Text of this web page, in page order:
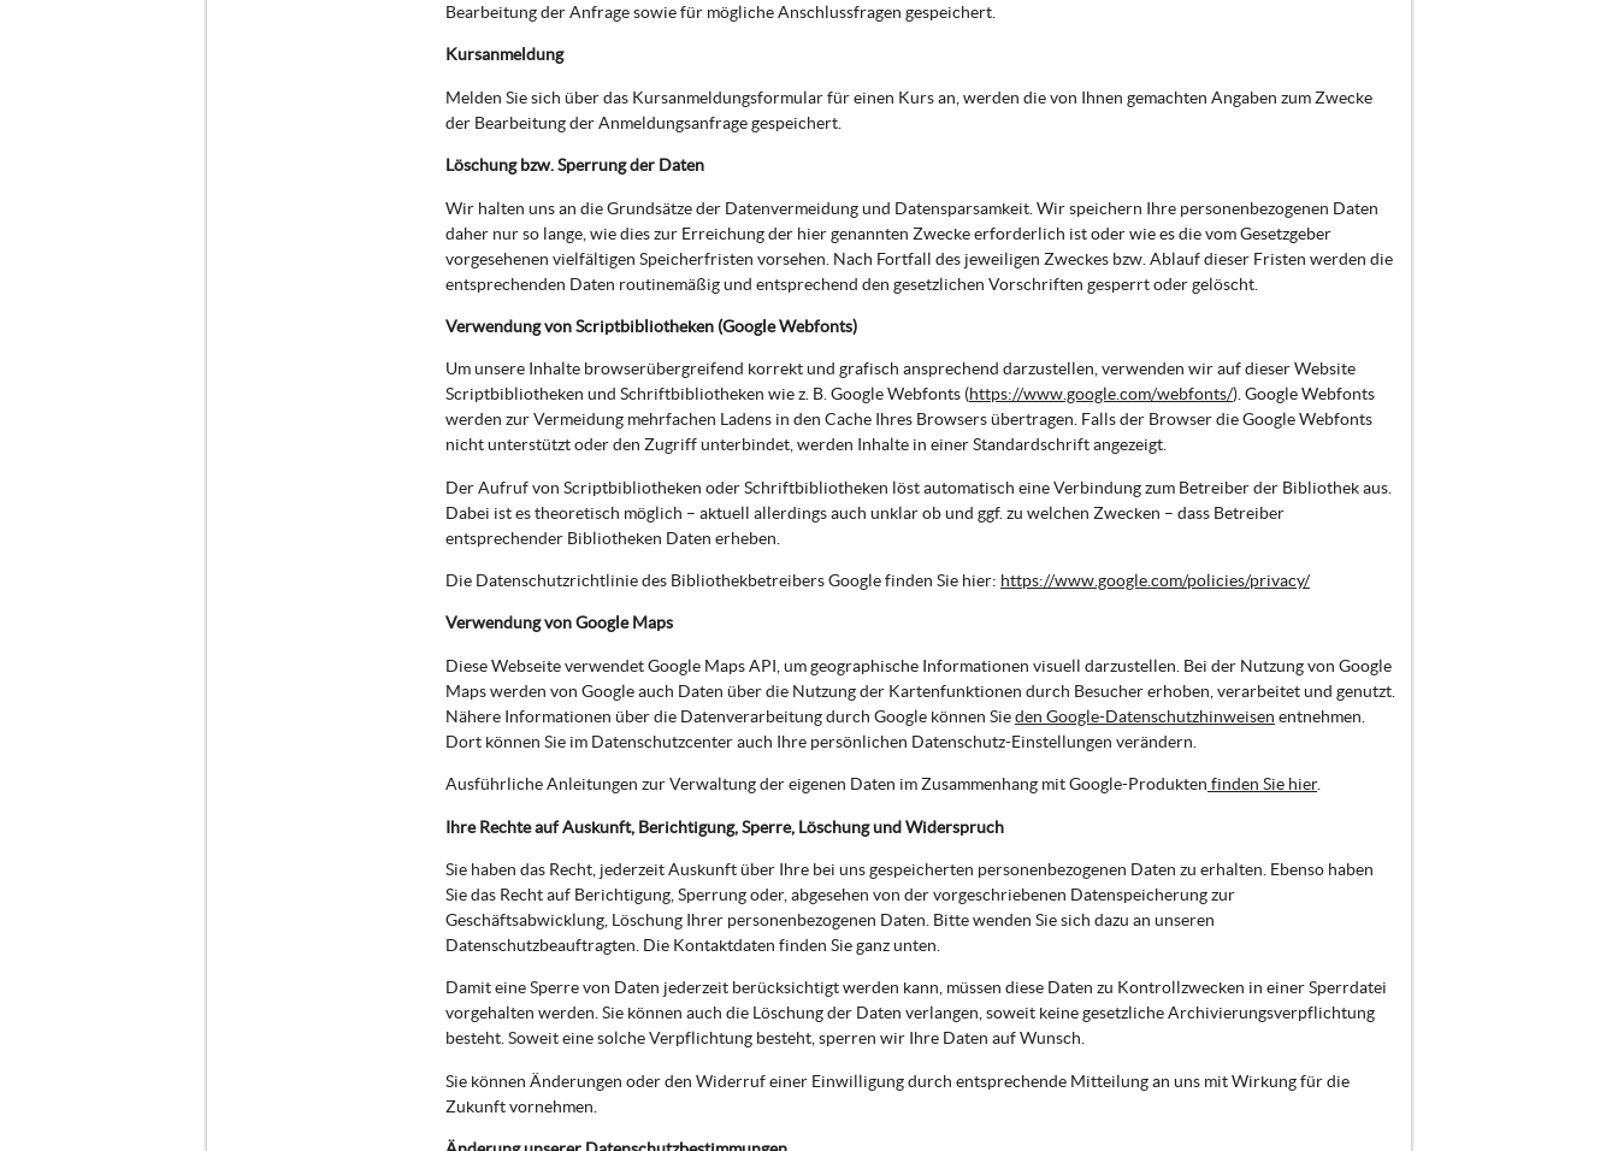
Bearbeitung der Anfrage sowie für mögliche Anschlussfragen gespeichert.
Kursanmeldung
Melden Sie sich über das Kursanmeldungsformular für einen Kurs an, werden die von Ihnen gemachten Angaben zum Zwecke
der Bearbeitung der Anmeldungsanfrage gespeichert.
Löschung bzw. Sperrung der Daten
Wir halten uns an die Grundsätze der Datenvermeidung und Datensparsamkeit. Wir speichern Ihre personenbezogenen Daten
daher nur so lange, wie dies zur Erreichung der hier genannten Zwecke erforderlich ist oder wie es die vom Gesetzgeber
vorgesehenen vielfältigen Speicherfristen vorsehen. Nach Fortfall des jeweiligen Zweckes bzw. Ablauf dieser Fristen werden die
entsprechenden Daten routinemäßig und entsprechend den gesetzlichen Vorschriften gesperrt oder gelöscht.
Verwendung von Scriptbibliotheken (Google Webfonts)
Um unsere Inhalte browserübergreifend korrekt und grafisch ansprechend darzustellen, verwenden wir auf dieser Website
Scriptbibliotheken und Schriftbibliotheken wie z. B. Google Webfonts (https://www.google.com/webfonts/). Google Webfonts
werden zur Vermeidung mehrfachen Ladens in den Cache Ihres Browsers übertragen. Falls der Browser die Google Webfonts
nicht unterstützt oder den Zugriff unterbindet, werden Inhalte in einer Standardschrift angezeigt.
Der Aufruf von Scriptbibliotheken oder Schriftbibliotheken löst automatisch eine Verbindung zum Betreiber der Bibliothek aus.
Dabei ist es theoretisch möglich – aktuell allerdings auch unklar ob und ggf. zu welchen Zwecken – dass Betreiber
entsprechender Bibliotheken Daten erheben.
Die Datenschutzrichtlinie des Bibliothekbetreibers Google finden Sie hier: https://www.google.com/policies/privacy/
Verwendung von Google Maps
Diese Webseite verwendet Google Maps API, um geographische Informationen visuell darzustellen. Bei der Nutzung von Google
Maps werden von Google auch Daten über die Nutzung der Kartenfunktionen durch Besucher erhoben, verarbeitet und genutzt.
Nähere Informationen über die Datenverarbeitung durch Google können Sieden Google-Datenschutzhinweisen entnehmen.
Dort können Sie im Datenschutzcenter auch Ihre persönlichen Datenschutz-Einstellungen verändern.
Ausführliche Anleitungen zur Verwaltung der eigenen Daten im Zusammenhang mit Google-Produkten finden Sie hier.
Ihre Rechte auf Auskunft, Berichtigung, Sperre, Löschung und Widerspruch
Sie haben das Recht, jederzeit Auskunft über Ihre bei uns gespeicherten personenbezogenen Daten zu erhalten. Ebenso haben
Sie das Recht auf Berichtigung, Sperrung oder, abgesehen von der vorgeschriebenen Datenspeicherung zur
Geschäftsabwicklung, Löschung Ihrer personenbezogenen Daten. Bitte wenden Sie sich dazu an unseren
Datenschutzbeauftragten. Die Kontaktdaten finden Sie ganz unten.
Damit eine Sperre von Daten jederzeit berücksichtigt werden kann, müssen diese Daten zu Kontrollzwecken in einer Sperrdatei
vorgehalten werden. Sie können auch die Löschung der Daten verlangen, soweit keine gesetzliche Archivierungsverpflichtung
besteht. Soweit eine solche Verpflichtung besteht, sperren wir Ihre Daten auf Wunsch.
Sie können Änderungen oder den Widerruf einer Einwilligung durch entsprechende Mitteilung an uns mit Wirkung für die
Zukunft vornehmen.